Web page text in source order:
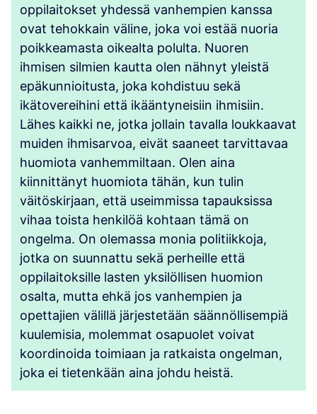
oppilaitokset yhdessä vanhempien kanssa
ovat tehokkain väline, joka voi estää nuoria
poikkeamasta oikealta polulta. Nuoren
ihmisen silmien kautta olen nähnyt yleistä
epäkunnioitusta, joka kohdistuu sekä
ikätovereihini että ikääntyneisiin ihmisiin.
Lähes kaikki ne, jotka jollain tavalla loukkaavat
muiden ihmisarvoa, eivät saaneet tarvittavaa
huomiota vanhemmiltaan. Olen aina
kiinnittänyt huomiota tähän, kun tulin
väitöskirjaan, että useimmissa tapauksissa
vihaa toista henkilöä kohtaan tämä on
ongelma. On olemassa monia politiikkoja,
jotka on suunnattu sekä perheille että
oppilaitoksille lasten yksilöllisen huomion
osalta, mutta ehkä jos vanhempien ja
opettajien välillä järjestetään säännöllisempiä
kuulemisia, molemmat osapuolet voivat
koordinoida toimiaan ja ratkaista ongelman,
joka ei tietenkään aina johdu heistä.